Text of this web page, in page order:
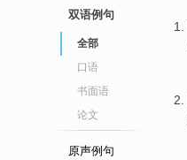
双语例句
全部
口语
书面语
论文
原声例句